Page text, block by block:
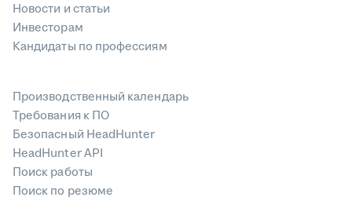
Новости и статьи
Инвесторам
Кандидаты по профессиям
Производственный календарь
Требования к ПО
Безопасный HeadHunter
HeadHunter API
Поиск работы
Поиск по резюме